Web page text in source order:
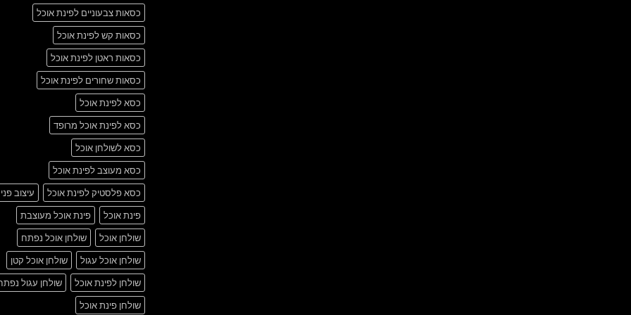
כסאות צבעוניים לפינת אוכל
כסאות קש לפינת אוכל
כסאות ראטן לפינת אוכל
כסאות שחורים לפינת אוכל
כסא לפינת אוכל
כסא לפינת אוכל מרופד
כסא לשולחן אוכל
כסא מעוצב לפינת אוכל
כסא פלסטיק לפינת אוכל
עיצוב
פינת אוכל
פינת אוכל מעוצבת
שולחן אוכל
שולחן אוכל נפתח
שולחן אוכל עגול
שולחן אוכל קטן
שולחן לפינת אוכל
שולחן עגול
שולחן פינת אוכל